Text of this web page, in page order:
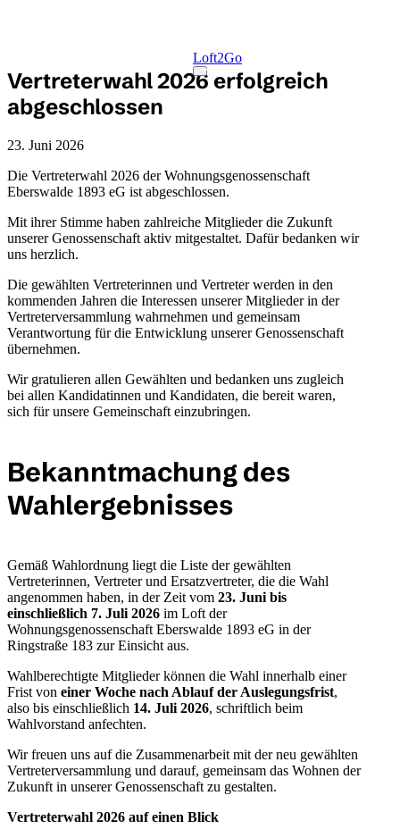
Loft2Go
Toggle Menu
Vertreterwahl 2026 erfolgreich
abgeschlossen
23. Juni 2026
Die Vertreterwahl 2026 der Wohnungsgenossenschaft
Eberswalde 1893 eG ist abgeschlossen.
Mit ihrer Stimme haben zahlreiche Mitglieder die Zukunft
unserer Genossenschaft aktiv mitgestaltet. Dafür bedanken wir
uns herzlich.
Die gewählten Vertreterinnen und Vertreter werden in den
kommenden Jahren die Interessen unserer Mitglieder in der
Vertreterversammlung wahrnehmen und gemeinsam
Verantwortung für die Entwicklung unserer Genossenschaft
übernehmen.
Wir gratulieren allen Gewählten und bedanken uns zugleich
bei allen Kandidatinnen und Kandidaten, die bereit waren,
sich für unsere Gemeinschaft einzubringen.
Bekanntmachung des
Wahlergebnisses
Gemäß Wahlordnung liegt die Liste der gewählten
Vertreterinnen, Vertreter und Ersatzvertreter, die die Wahl
angenommen haben, in der Zeit vom 23. Juni bis
einschließlich 7. Juli 2026 im Loft der
Wohnungsgenossenschaft Eberswalde 1893 eG in der
Ringstraße 183 zur Einsicht aus.
Wahlberechtigte Mitglieder können die Wahl innerhalb einer
Frist von einer Woche nach Ablauf der Auslegungsfrist,
also bis einschließlich 14. Juli 2026, schriftlich beim
Wahlvorstand anfechten.
Wir freuen uns auf die Zusammenarbeit mit der neu gewählten
Vertreterversammlung und darauf, gemeinsam das Wohnen der
Zukunft in unserer Genossenschaft zu gestalten.
Vertreterwahl 2026 auf einen Blick